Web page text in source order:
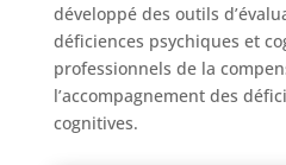
développé des outils
déficiences psychiques et
professionnels de la
l’accompagnement des
cognitives.